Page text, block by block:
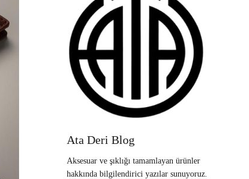
Ata Deri Blog
Aksesuar ve şıklığı tamamlayan ürünler
hakkında bilgilendirici yazılar sunuyoruz.